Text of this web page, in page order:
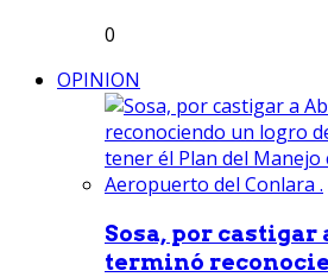
0
OPINION
Sosa, por castigar
terminó